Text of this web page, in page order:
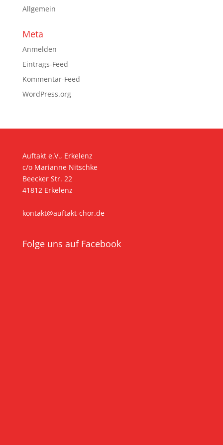
Allgemein
Meta
Anmelden
Eintrags-Feed
Kommentar-Feed
WordPress.org
Auftakt e.V., Erkelenz
c/o Marianne Nitschke
Beecker Str. 22
41812 Erkelenz
kontakt@auftakt-chor.de
Folge uns auf Facebook